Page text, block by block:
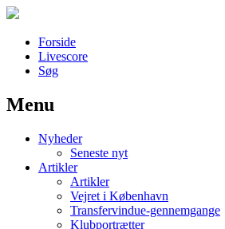
Forside
Livescore
Søg
Наши партнеры
лучшие займы
Menu
Nyheder
Seneste nyt
Artikler
Artikler
Vejret i København
Transfervindue-gennemgange
Klubportrætter